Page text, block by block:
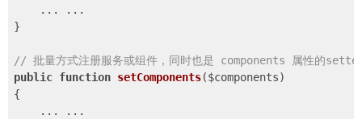
    ... ...
}
// 批量方式注册服务或组件，同时也是 components 属性的
public function setComponents($components)
{
    ... ...